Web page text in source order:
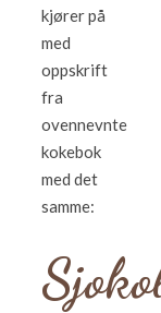
kjører på
med
oppskrift
fra
ovennevnte
kokebok
med det
samme: